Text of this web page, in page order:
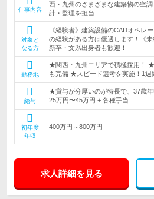
仕事内容
西・九州のさまざまな建築物の空
計・監理を担当
対象と
なる方
《経験者》建築設備のCADオペレ
の経験がある方は優遇します！《
新卒・文系出身者も歓迎！
勤務地
★関西・九州エリアで積極採用！
も完備 ★スピード選考を実施！1週
給与
★賞与が分厚いのが特長で、37歳
25万円〜45万円 + 各種手当…
初年度
年収
400万円～800万円
求人詳細を見る